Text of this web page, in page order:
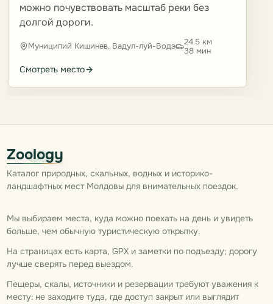
можно почувствовать масштаб реки без
долгой дороги.
Муниципий Кишинев, Вадул-луй-Водэ
24.5 км
38 мин
Смотреть место
Zoology
Каталог природных, скальных, водных и историко-
ландшафтных мест Молдовы для внимательных поездок.
Мы выбираем места, куда можно поехать на день и увидеть
больше, чем обычную туристическую открытку.
На страницах есть карта, GPX и заметки по подъезду; дорогу
лучше сверять перед выездом.
Пещеры, скалы, источники и резервации требуют уважения к
месту: не заходите туда, где доступ закрыт или выглядит